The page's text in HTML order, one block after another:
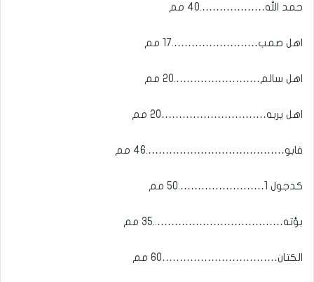
حمد الله……………….40 مم
اهل صمب…………………….17 مم
اهل سالم…………………….20 مم
اهل يربه…………………………20 مم
قابو………………………………….46 مم
كدجول 1…………………….50 مم
بؤته………………………………..35 مم
الكتان……………………………60 مم